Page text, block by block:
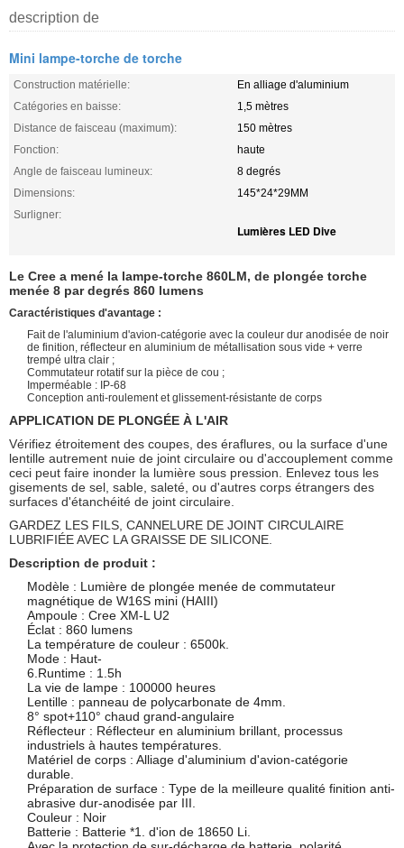
description de
Mini lampe-torche de torche
Construction matérielle:
En alliage d'aluminium
Catégories en baisse:
1,5 mètres
Distance de faisceau (maximum):
150 mètres
Fonction:
haute
Angle de faisceau lumineux:
8 degrés
Dimensions:
145*24*29MM
Surligner:
Lumières LED Dive
Le Cree a mené la lampe-torche 860LM, de plongée torche
menée 8 par degrés 860 lumens
Caractéristiques d'avantage :
Fait de l'aluminium d'avion-catégorie avec la couleur dur anodisée de noir
de finition, réflecteur en aluminium de métallisation sous vide + verre
trempé ultra clair ;
Commutateur rotatif sur la pièce de cou ;
Imperméable : IP-68
Conception anti-roulement et glissement-résistante de corps
APPLICATION DE PLONGÉE À L'AIR
Vérifiez étroitement des coupes, des éraflures, ou la surface d'une
lentille autrement nuie de joint circulaire ou d'accouplement comme
ceci peut faire inonder la lumière sous pression. Enlevez tous les
gisements de sel, sable, saleté, ou d'autres corps étrangers des
surfaces d'étanchéité de joint circulaire.
GARDEZ LES FILS, CANNELURE DE JOINT CIRCULAIRE
LUBRIFIÉE AVEC LA GRAISSE DE SILICONE.
Description de produit :
Modèle : Lumière de plongée menée de commutateur
magnétique de W16S mini (HAIII)
Ampoule : Cree XM-L U2
Éclat : 860 lumens
La température de couleur : 6500k.
Mode : Haut-
6.Runtime : 1.5h
La vie de lampe : 100000 heures
Lentille : panneau de polycarbonate de 4mm.
8° spot+110° chaud grand-angulaire
Réflecteur : Réflecteur en aluminium brillant, processus
industriels à hautes températures.
Matériel de corps : Alliage d'aluminium d'avion-catégorie
durable.
Préparation de surface : Type de la meilleure qualité finition anti-
abrasive dur-anodisée par III.
Couleur : Noir
Batterie : Batterie *1. d'ion de 18650 Li.